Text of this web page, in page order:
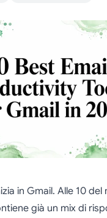
in Gmail. Alle 10 del
già un mix di